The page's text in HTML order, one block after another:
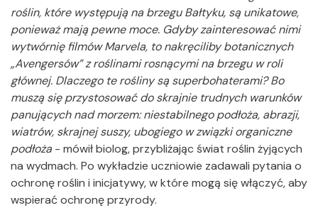
roślin, które występują na brzegu Bałtyku, są unikatowe,
ponieważ mają pewne moce. Gdyby zainteresować nimi
wytwórnię filmów Marvela, to nakręciliby botanicznych
„Avengersów” z roślinami rosnącymi na brzegu w roli
głównej. Dlaczego te rośliny są superbohaterami? Bo
muszą się przystosować do skrajnie trudnych warunków
panujących nad morzem: niestabilnego podłoża, abrazji,
wiatrów, skrajnej suszy, ubogiego w związki organiczne
podłoża - mówił biolog, przybliżając świat roślin żyjących
na wydmach. Po wykładzie uczniowie zadawali pytania o
ochronę roślin i inicjatywy, w które mogą się włączyć, aby
wspierać ochronę przyrody.